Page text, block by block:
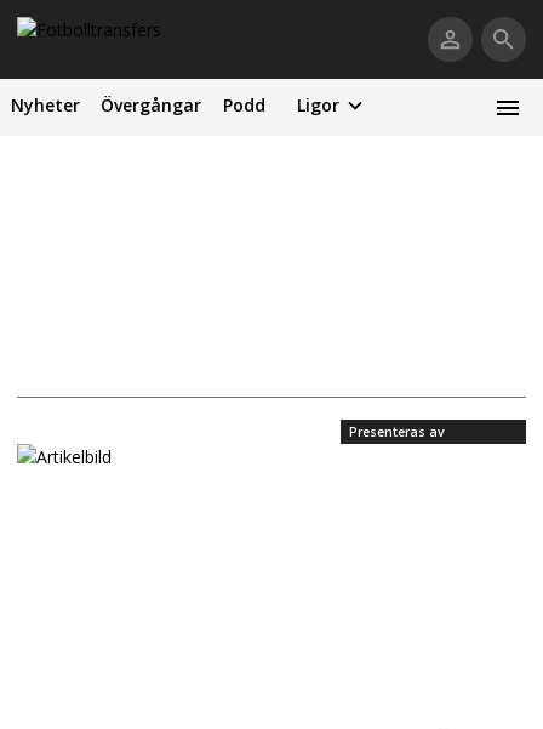
Nyheter Övergångar Podd Ligor
Presenteras av